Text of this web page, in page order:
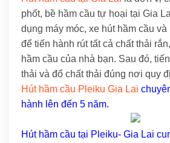
phốt, bề hầm cầu tự hoại tại Gia
dụng máy móc, xe hút hầm cầu
để tiến hành rút tất cả chất thải
hầm cầu của nhà bạn. Sau đó,
thải và đổ chất thải đúng nơi quy
Hút hầm cầu Pleiku Gia Lai
hành lên đến 5 năm.
Hút hầm cầu tại Pleiku- Gia Lai